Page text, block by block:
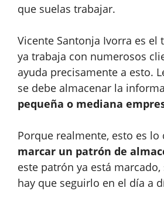
que suelas trabajar.
Vicente Santonja Ivorra es el
ya trabaja con numerosos
ayuda precisamente a esto.
se debe almacenar la
pequeña o mediana
Porque realmente, esto es lo
marcar un patrón de
este patrón ya está
hay que seguirlo en el día a